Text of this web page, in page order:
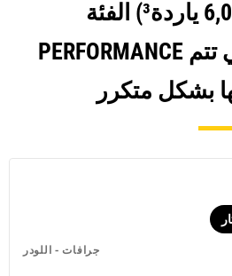
4,6 م³ (6,00 ياردة³) الفئة
PERFORMANCE بالمنتجات التي تتم
جرافات - اللودر